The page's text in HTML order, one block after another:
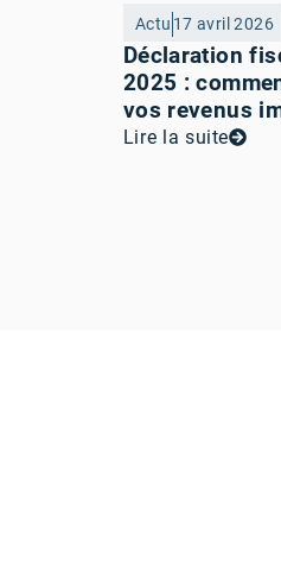
Actu 17 avril 2026
Déclaration
2025 :
vos revenus
Lire la suite